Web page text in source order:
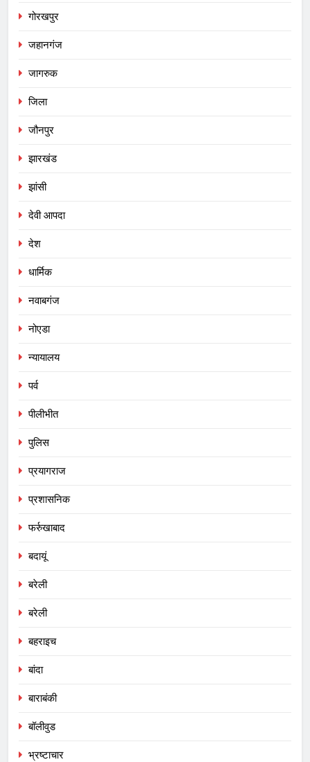
गोरखपुर
जहानगंज
जागरुक
जिला
जौनपुर
झारखंड
झांसी
देवी आपदा
देश
धार्मिक
नवाबगंज
नोएडा
न्यायालय
पर्व
पीलीभीत
पुलिस
प्रयागराज
प्रशासनिक
फर्रुखाबाद
बदायूं
बरेली
बरेली
बहराइच
बांदा
बाराबंकी
बॉलीवुड
भ्रष्टाचार